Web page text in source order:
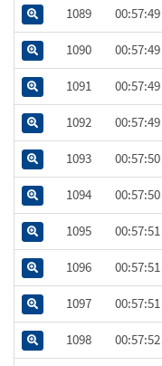
1089 00:57:49
1090 00:57:49
1091 00:57:49
1092 00:57:49
1093 00:57:50
1094 00:57:50
1095 00:57:51
1096 00:57:51
1097 00:57:51
1098 00:57:52